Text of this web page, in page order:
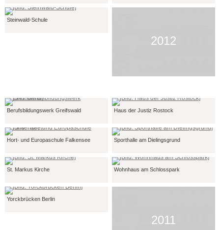
Steinwald-Schule
2012
Berufsbildungswerk Greifswald Haus der Justiz Rostock
Hort- und Europaschule Falkensee Sporthalle am Dielingsgrund
St. Markus Kirche Wohnhaus am Schlosspark
Yorckbrücken Berlin
2011